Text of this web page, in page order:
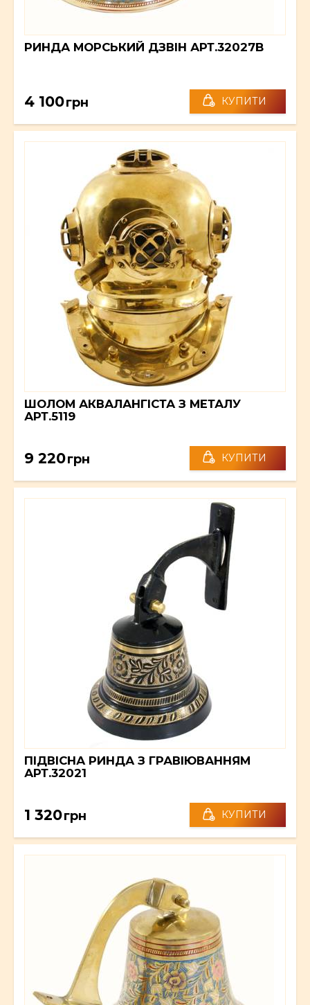
РИНДА МОРСЬКИЙ ДЗВІН АРТ.32027B
4 100грн КУПИТИ
ШОЛОМ АКВАЛАНГІСТА З МЕТАЛУ
АРТ.5119
9 220грн КУПИТИ
ПІДВІСНА РИНДА З ГРАВІЮВАННЯМ
АРТ.32021
1 320грн КУПИТИ